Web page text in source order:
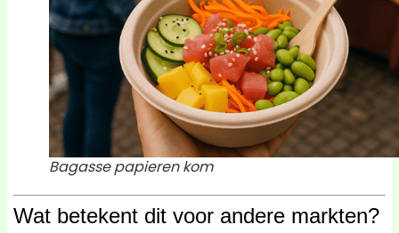
Bagasse papieren kom
Wat betekent dit voor andere markten?